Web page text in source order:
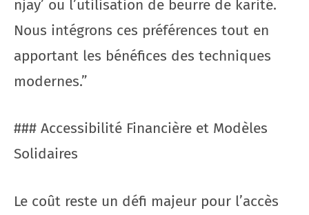
njay’ ou l’utilisation de beurre de karité.
Nous intégrons ces préférences tout en
apportant les bénéfices des techniques
modernes.”
### Accessibilité Financière et Modèles
Solidaires
Le coût reste un défi majeur pour l’accès